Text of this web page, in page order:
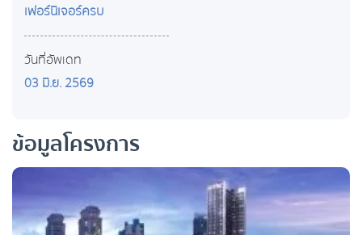
เฟอร์นิเจอร์ครบ
วันที่อัพเดท
03 มิ.ย. 2569
ข้อมูลโครงการ